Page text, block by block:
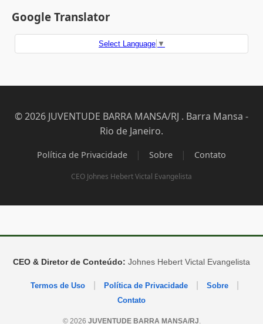
Google Translator
Select Language ▼
© 2026 JUVENTUDE BARRA MANSA/RJ . Barra Mansa -
Rio de Janeiro.
Política de Privacidade | Sobre | Contato
CEO Johnes Hebert Victal Evangelista
CEO & Diretor de Conteúdo: Johnes Hebert Victal Evangelista
Termos de Uso Política de Privacidade Sobre
Contato
© 2026 JUVENTUDE BARRA MANSA/RJ